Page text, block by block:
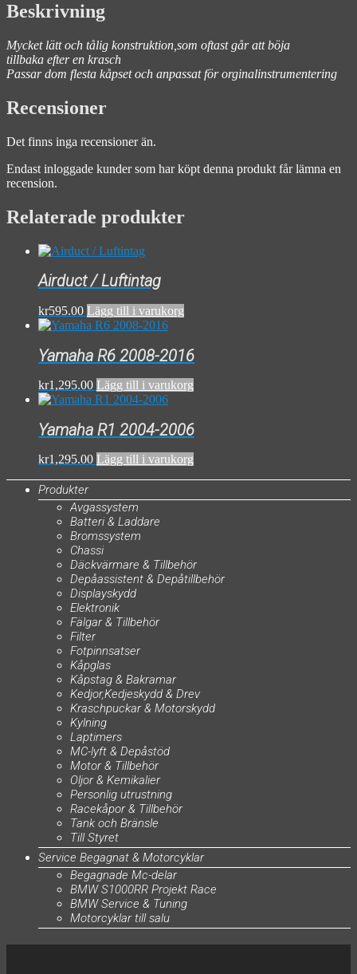
Beskrivning
Mycket lätt och tålig konstruktion,som oftast går att böja
tillbaka efter en krasch
Passar dom flesta kåpset och anpassat för orginalinstrumentering
Recensioner
Det finns inga recensioner än.
Endast inloggade kunder som har köpt denna produkt får lämna en
recension.
Relaterade produkter
Airduct / Luftintag
kr595.00 Lägg till i varukorg
Yamaha R6 2008-2016
kr1,295.00 Lägg till i varukorg
Yamaha R1 2004-2006
kr1,295.00 Lägg till i varukorg
Produkter
Avgassystem
Batteri & Laddare
Bromssystem
Chassi
Däckvärmare & Tillbehör
Depåassistent & Depåtillbehör
Displayskydd
Elektronik
Fälgar & Tillbehör
Filter
Fotpinnsatser
Kåpglas
Kåpstag & Bakramar
Kedjor,Kedjeskydd & Drev
Kraschpuckar & Motorskydd
Kylning
Laptimers
MC-lyft & Depåstöd
Motor & Tillbehör
Oljor & Kemikalier
Personlig utrustning
Racekåpor & Tillbehör
Tank och Bränsle
Till Styret
Service Begagnat & Motorcyklar
Begagnade Mc-delar
BMW S1000RR Projekt Race
BMW Service & Tuning
Motorcyklar till salu